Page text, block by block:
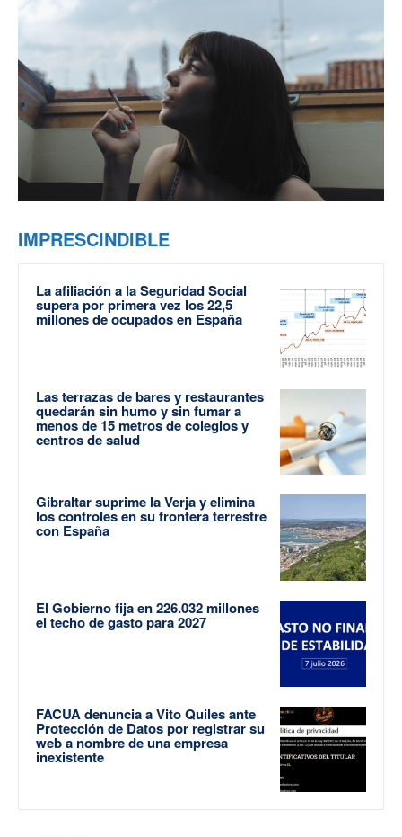
IMPRESCINDIBLE
La afiliación a la Seguridad Social
supera por primera vez los 22,5
millones de ocupados en España
Las terrazas de bares y restaurantes
quedarán sin humo y sin fumar a
menos de 15 metros de colegios y
centros de salud
Gibraltar suprime la Verja y elimina
los controles en su frontera terrestre
con España
El Gobierno fija en 226.032 millones
el techo de gasto para 2027
FACUA denuncia a Vito Quiles ante
Protección de Datos por registrar su
web a nombre de una empresa
inexistente